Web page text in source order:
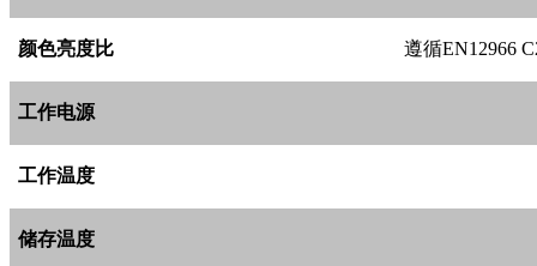
颜色亮度比 遵循EN12966
工作电源
工作温度
储存温度